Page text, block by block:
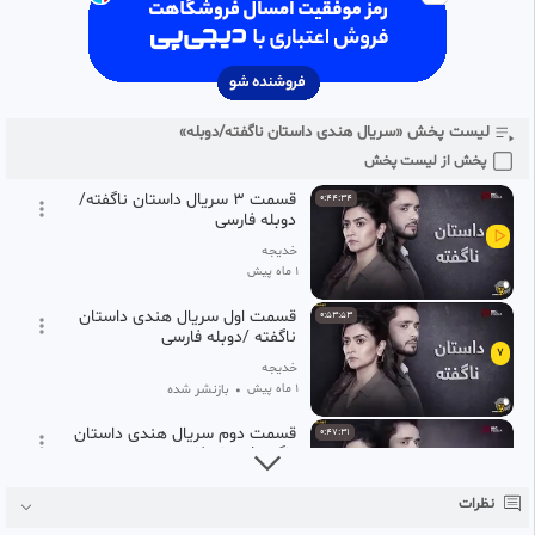
لیست پخش «سریال هندی داستان ناگفته/دوبله»
پخش از لیست پخش
خدیجه
1 ماه پیش
0:53:53
قسمت اول سریال داستان
ناگفته/دوبله فارسی■
خدیجه
0:44:34
قسمت ۳ سریال داستان ناگفته/
دوبله فارسی
خدیجه
1 ماه پیش
7
0:53:53
قسمت اول سریال هندی داستان
ناگفته /دوبله فارسی
خدیجه
1 ماه پیش • بازنشر شده
0:47:31
قسمت دوم سریال هندی داستان
ناگفته/دوبله فارسس
نظرات